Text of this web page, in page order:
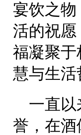
宴饮之
活的祝
福凝聚于
慧与生活
一直以
誉，在